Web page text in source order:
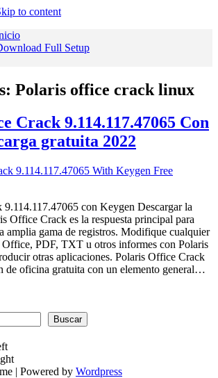
to content
Full Setup
Polaris office crack linux
Crack 9.114.117.47065 Con
gratuita 2022
con Keygen Descargar la
Office Crack es la respuesta principal para
amplia gama de registros. Modifique cualquier
PDF, TXT u otros informes con Polaris
otras aplicaciones. Polaris Office Crack
de oficina gratuita con un elemento general…
Buscar
| Powered by Wordpress